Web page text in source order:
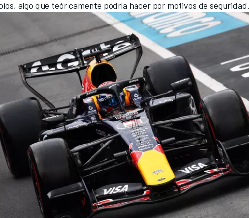
algo que teóricamente podría hacer por motivos de seguridad.